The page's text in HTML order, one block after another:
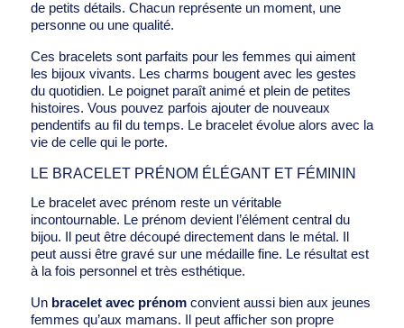
de petits détails. Chacun représente un moment, une
personne ou une qualité.
Ces bracelets sont parfaits pour les femmes qui aiment
les bijoux vivants. Les charms bougent avec les gestes
du quotidien. Le poignet paraît animé et plein de petites
histoires. Vous pouvez parfois ajouter de nouveaux
pendentifs au fil du temps. Le bracelet évolue alors avec la
vie de celle qui le porte.
LE BRACELET PRÉNOM ÉLÉGANT ET FÉMININ
Le bracelet avec prénom reste un véritable
incontournable. Le prénom devient l’élément central du
bijou. Il peut être découpé directement dans le métal. Il
peut aussi être gravé sur une médaille fine. Le résultat est
à la fois personnel et très esthétique.
Un bracelet avec prénomconvient aussi bien aux jeunes
femmes qu’aux mamans. Il peut afficher son propre